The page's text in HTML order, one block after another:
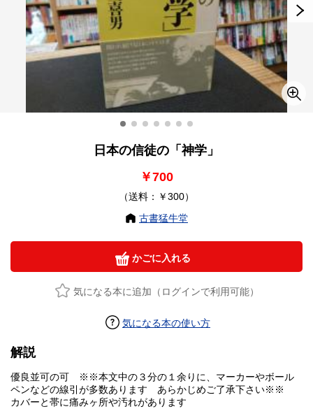
日本の信徒の「神学」
￥700
（送料：￥300）
古書猛牛堂
かごに入れる
気になる本に追加（ログインで利用可能）
気になる本の使い方
解説
優良並可の可 ※※本文中の３分の１余りに、マーカーやボール
ペンなどの線引が多数あります あらかじめご了承下さい※※
カバーと帯に痛みヶ所や汚れがあります